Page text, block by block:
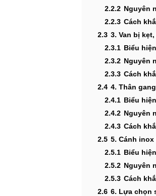
2.2.2 Nguyên
2.2.3 Cách
2.3 3. Van bị
2.3.1 Biểu
2.3.2 Nguyên
2.3.3 Cách
2.4 4. Thân
2.4.1 Biểu
2.4.2 Nguyên
2.4.3 Cách
2.5 5. Cánh
2.5.1 Biểu
2.5.2 Nguyên
2.5.3 Cách
2.6 6. Lựa chọn